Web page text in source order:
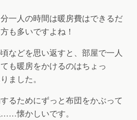
一人の時間は暖房費はできるだ
も多いですよね！
などを思い返すと、部屋で一人
も暖房をかけるのはちょっ
した。
るためにずっと布団をかぶって
懐かしいです。